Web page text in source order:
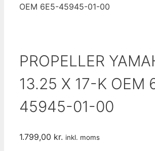
OEM 6E5-45945-01-00
PROPELLER
13.25 X 17-K OEM
45945-01-00
1.799,00 kr. inkl. moms